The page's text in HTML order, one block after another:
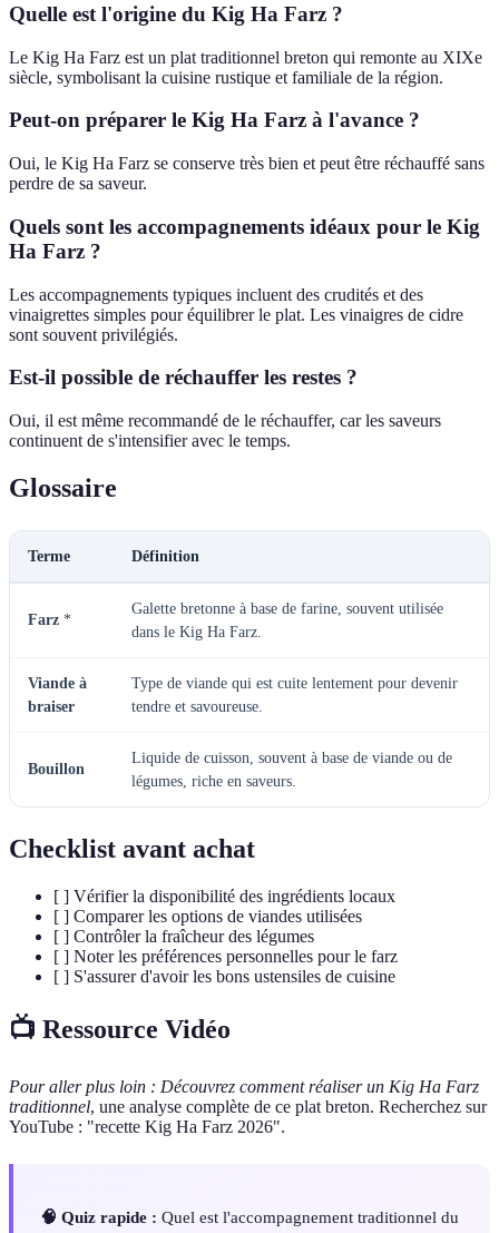
Quelle est l'origine du Kig Ha Farz ?
Le Kig Ha Farz est un plat traditionnel breton qui remonte au XIXe
siècle, symbolisant la cuisine rustique et familiale de la région.
Peut-on préparer le Kig Ha Farz à l'avance ?
Oui, le Kig Ha Farz se conserve très bien et peut être réchauffé sans
perdre de sa saveur.
Quels sont les accompagnements idéaux pour le Kig
Ha Farz ?
Les accompagnements typiques incluent des crudités et des
vinaigrettes simples pour équilibrer le plat. Les vinaigres de cidre
sont souvent privilégiés.
Est-il possible de réchauffer les restes ?
Oui, il est même recommandé de le réchauffer, car les saveurs
continuent de s'intensifier avec le temps.
Glossaire
Terme Définition
Farz *
Galette bretonne à base de farine, souvent utilisée
dans le Kig Ha Farz.
Viande à
braiser
Type de viande qui est cuite lentement pour devenir
tendre et savoureuse.
Bouillon
Liquide de cuisson, souvent à base de viande ou de
légumes, riche en saveurs.
Checklist avant achat
[ ] Vérifier la disponibilité des ingrédients locaux
[ ] Comparer les options de viandes utilisées
[ ] Contrôler la fraîcheur des légumes
[ ] Noter les préférences personnelles pour le farz
[ ] S'assurer d'avoir les bons ustensiles de cuisine
📺 Ressource Vidéo
Pour aller plus loin : Découvrez comment réaliser un Kig Ha Farz
traditionnel, une analyse complète de ce plat breton. Recherchez sur
YouTube : "recette Kig Ha Farz 2026".
🧠 Quiz rapide : Quel est l'accompagnement traditionnel du